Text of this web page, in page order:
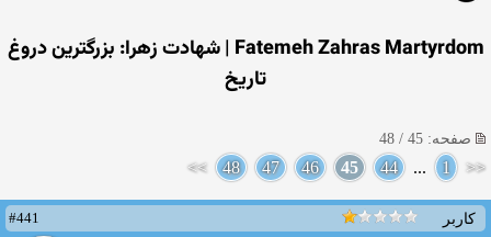
Fatemeh Zahras Martyrdom | شهادت زهرا: بزرگترین دروغ
تاریخ
صفحه: 45 / 48
<<
1
...
44
45
46
47
48
>>
کاربر
#441